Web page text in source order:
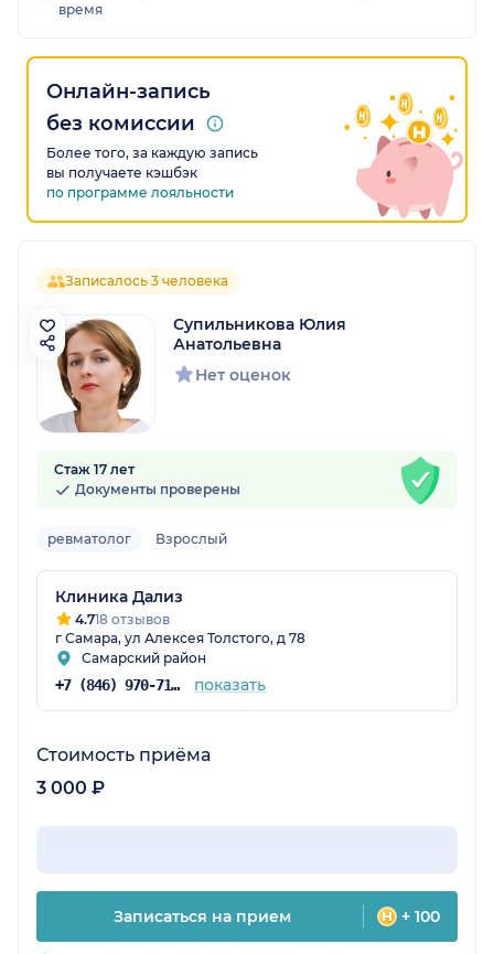
время
Онлайн-запись
без комиссии
Более того, за каждую запись
вы получаете кэшбэк
по программе лояльности
Записалось 3 человека
Супильникова Юлия
Анатольевна
Нет оценок
Стаж 17 лет
Документы проверены
ревматолог Взрослый
Клиника Дализ
4.718 отзывов
г Самара, ул Алексея Толстого, д 78
Самарский район
+7 (846) 970-71-38 показать
Стоимость приёма
3 000 ₽
Записаться на прием + 100